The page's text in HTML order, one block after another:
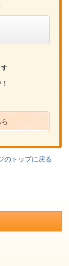
のトップに戻る